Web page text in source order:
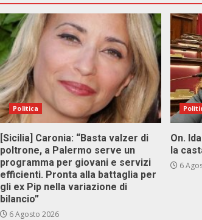
Politica
[Sicilia] Caronia: “Basta valzer di
poltrone, a Palermo serve un
programma per giovani e servizi
efficienti. Pronta alla battaglia per
gli ex Pip nella variazione di
bilancio”
6 Agosto 2026
On.
la
6